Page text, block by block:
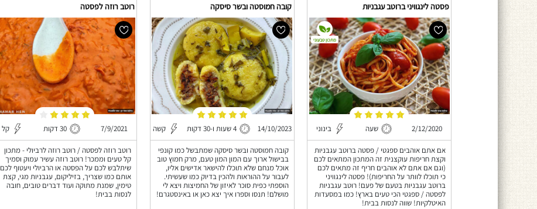
פסטה לינגוויני ברוטב עגבניות
2/12/2020 שעה בינוני
אם אתם אוהבים ספגטי / פסטה ברוטב עגבניות
וקצת חריפות עוקצנית זה המתכון המתאים לכם
(וגם אם אתם לא אוהבים חריף זה מתאים לכם
כי תוכלו לוותר על החריפות)! פסטה לינגוויני
ברוטב עגבניות בטעם של פעם! רוטב עגבניות
לפסטה / ספגטי הכי טעים בארץ! כמו במסעדות
האיטלקיות! שווה לנסות בבית!
מתכון טבעוני
קובה חמוסטה ובשר סיסקה
14/10/2023 4 שעות ו-30 דקות קשה
קובה חמוסטה ובשר סיסקה שמתבשל כמו קונפי
בבישול ארוך עם המון המון טעם, מרק חמוץ טוב
אוכל מנחם שלא תוכלו להישאר אדישים אליו,
לעבור על ההוראות ולהכין בדיוק כמו שעשיתי.
הוספתי כפית סוכר לאיזון של החמיצות ויצא לי
מושלם! תנסו וספרו איך יצא כאן או באינסטגרם!
רוטב רוזה לפסטה
7/9/2021 30 דקות קל
רוטב רוזה לפסטה / רוטב רוזה לרביולי - מתכון
קל טעים וממכר! רוטב רוזה עשיר עמוק וסמיך
שיתלבש לכם על הפסטה או הרביולי ויעטוף לכם
אותם כמו שצריך, בזיליקום, עגבניות מגי, קצת
טימין, שמנת מתוקה ועוד דברים טובים, חובה
לנסות בבית!